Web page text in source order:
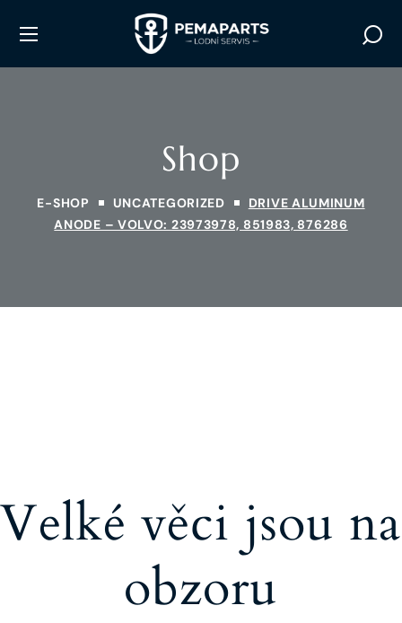
Shop
E-SHOP UNCATEGORIZED
DRIVE ALUMINUM
ANODE – VOLVO: 23973978, 851983, 876286
Velké věci jsou na
obzoru